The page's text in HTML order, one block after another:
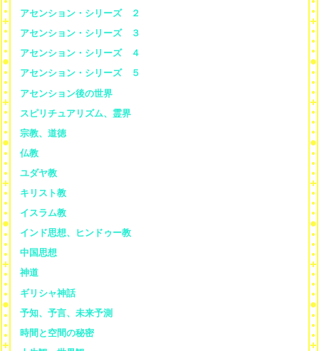
アセンション・シリーズ ２
アセンション・シリーズ ３
アセンション・シリーズ ４
アセンション・シリーズ ５
アセンション後の世界
スピリチュアリズム、霊界
宗教、道徳
仏教
ユダヤ教
キリスト教
イスラム教
インド思想、ヒンドゥー教
中国思想
神道
ギリシャ神話
予知、予言、未来予測
時間と空間の秘密